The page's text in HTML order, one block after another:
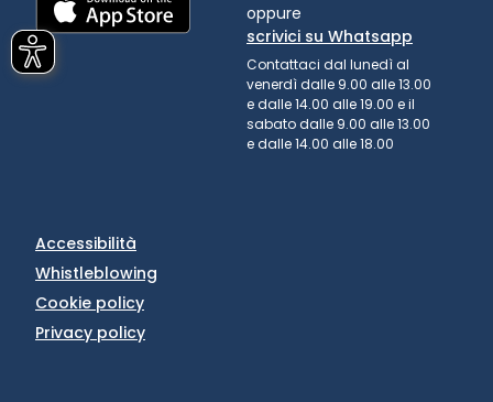
oppure
scrivici su Whatsapp
Contattaci dal lunedì al
venerdì dalle 9.00 alle 13.00
e dalle 14.00 alle 19.00 e il
sabato dalle 9.00 alle 13.00
e dalle 14.00 alle 18.00
Accessibilità
Whistleblowing
Cookie policy
Privacy policy